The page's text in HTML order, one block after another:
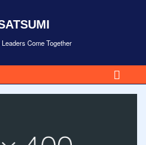
Come Together